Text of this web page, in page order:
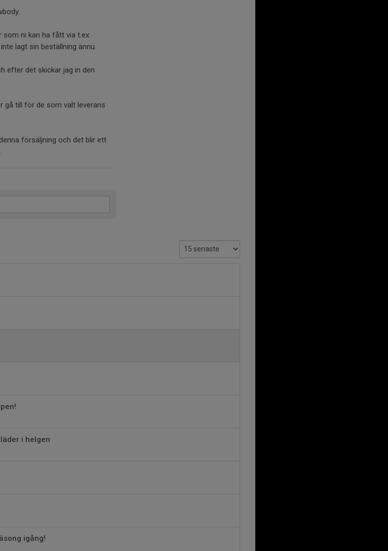
som ni kan ha fått via t.ex
lagt sin beställning ännu.
efter det skickar jag in den
gå till för de som valt leverans
försäljning och det blir ett
i helgen
igång!